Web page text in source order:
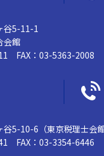
谷5-11-1
会館
FAX：03-5363-2008
5-10-6（東京税理士会館
FAX：03-3354-6446